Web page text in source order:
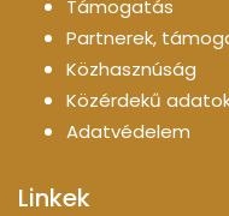
Támogatás
Partnerek,
Közhasznúság
Közérdekű
Adatvédelem
Linkek